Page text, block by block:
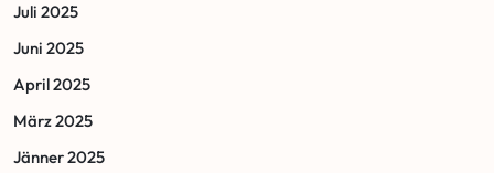
Juli 2025
Juni 2025
April 2025
März 2025
Jänner 2025